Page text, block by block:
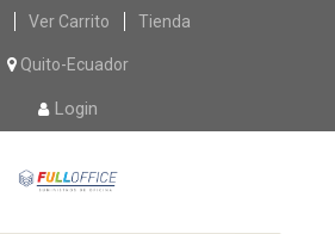
Skip
content
Ver Carrito Tienda
Quito-Ecuador
Login